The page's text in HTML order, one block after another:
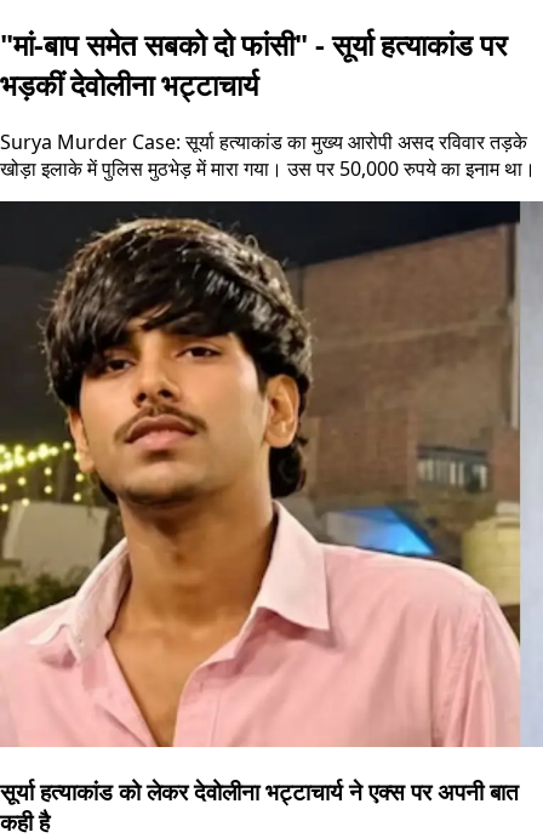
"मां-बाप समेत सबको दो फांसी" - सूर्या हत्याकांड पर
भड़कीं देवोलीना भट्टाचार्य
Surya Murder Case: सूर्या हत्याकांड का मुख्य आरोपी असद रविवार तड़के
खोड़ा इलाके में पुलिस मुठभेड़ में मारा गया। उस पर 50,000 रुपये का इनाम था।
सूर्या हत्याकांड को लेकर देवोलीना भट्टाचार्य ने एक्स पर अपनी बात
कही है